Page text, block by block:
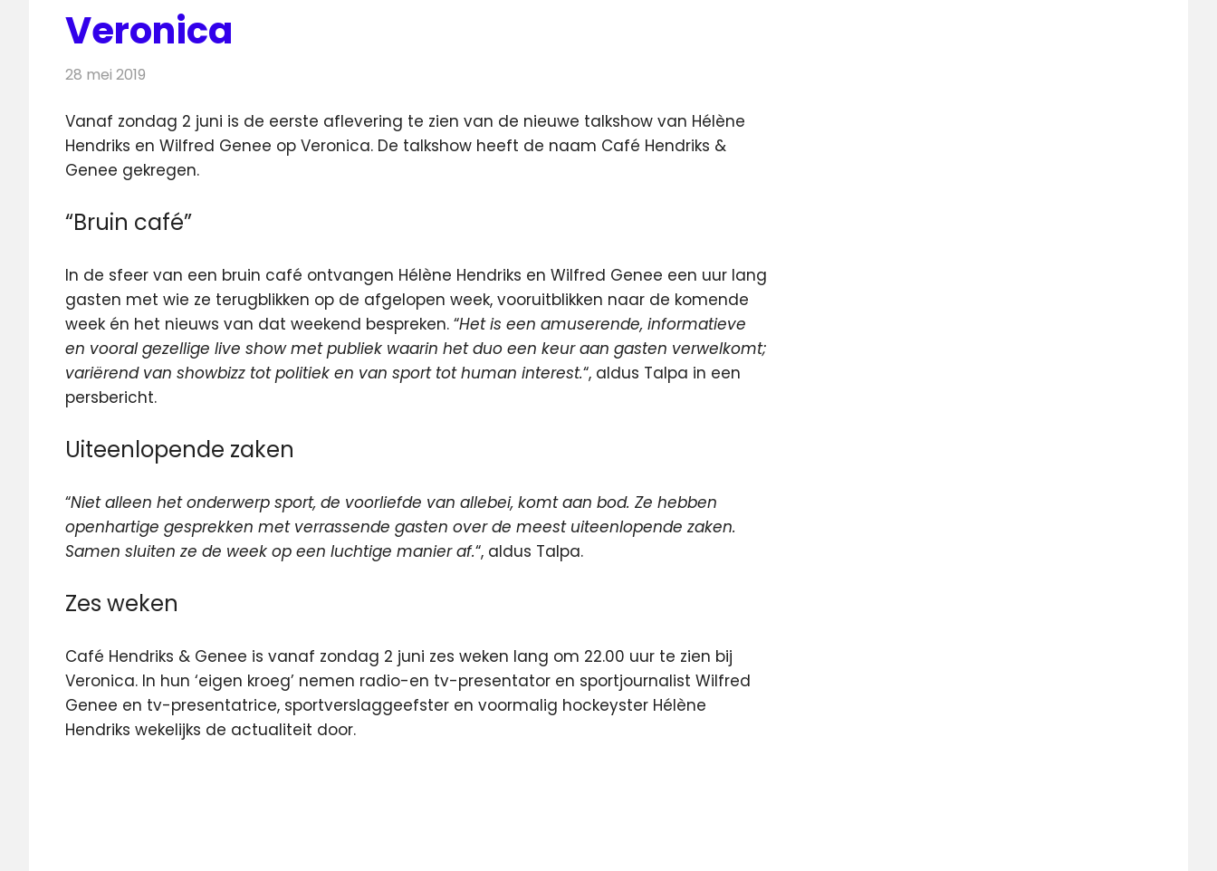
Veronica
28 mei 2019
Vanaf zondag 2 juni is de eerste aflevering te zien van de nieuwe talkshow van Hélène
Hendriks en Wilfred Genee op Veronica. De talkshow heeft de naam Café Hendriks &
Genee gekregen.
“Bruin café”
In de sfeer van een bruin café ontvangen Hélène Hendriks en Wilfred Genee een uur lang
gasten met wie ze terugblikken op de afgelopen week, vooruitblikken naar de komende
week én het nieuws van dat weekend bespreken. “Het is een amuserende, informatieve
en vooral gezellige live show met publiek waarin het duo een keur aan gasten verwelkomt;
variërend van showbizz tot politiek en van sport tot human interest.“, aldus Talpa in een
persbericht.
Uiteenlopende zaken
“Niet alleen het onderwerp sport, de voorliefde van allebei, komt aan bod. Ze hebben
openhartige gesprekken met verrassende gasten over de meest uiteenlopende zaken.
Samen sluiten ze de week op een luchtige manier af.“, aldus Talpa.
Zes weken
Café Hendriks & Genee is vanaf zondag 2 juni zes weken lang om 22.00 uur te zien bij
Veronica. In hun ‘eigen kroeg’ nemen radio-en tv-presentator en sportjournalist Wilfred
Genee en tv-presentatrice, sportverslaggeefster en voormalig hockeyster Hélène
Hendriks wekelijks de actualiteit door.